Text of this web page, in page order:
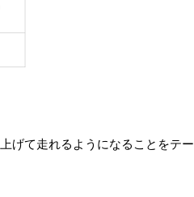
げて走れるようになることをテー